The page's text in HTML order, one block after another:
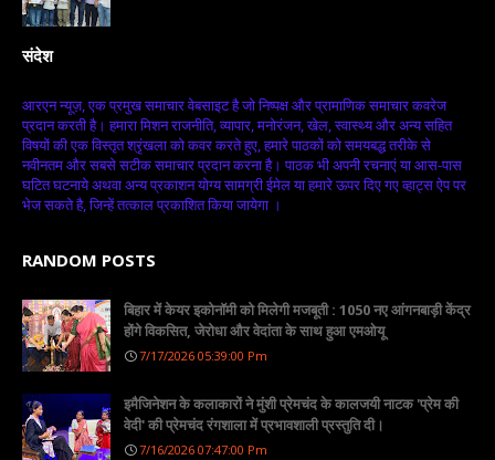
संदेश
आरएन न्यूज़, एक प्रमुख समाचार वेबसाइट है जो निष्पक्ष और प्रामाणिक समाचार कवरेज
प्रदान करती है। हमारा मिशन राजनीति, व्यापार, मनोरंजन, खेल, स्वास्थ्य और अन्य सहित
विषयों की एक विस्तृत श्रृंखला को कवर करते हुए, हमारे पाठकों को समयबद्ध तरीके से
नवीनतम और सबसे सटीक समाचार प्रदान करना है। पाठक भी अपनी रचनाएं या आस-पास
घटित घटनाये अथवा अन्य प्रकाशन योग्य सामग्री ईमेल या हमारे ऊपर दिए गए व्हाट्स ऐप पर
भेज सकते है, जिन्हें तत्काल प्रकाशित किया जायेगा ।
RANDOM POSTS
बिहार में केयर इकोनॉमी को मिलेगी मजबूती : 1050 नए आंगनबाड़ी केंद्र
होंगे विकसित, जेरोधा और वेदांता के साथ हुआ एमओयू
7/17/2026 05:39:00 Pm
इमैजिनेशन के कलाकारों ने मुंशी प्रेमचंद के कालजयी नाटक 'प्रेम की
वेदी' की प्रेमचंद रंगशाला में प्रभावशाली प्रस्तुति दी।
7/16/2026 07:47:00 Pm